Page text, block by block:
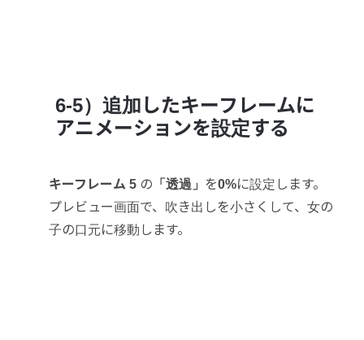
6-5）追加したキーフレームに
アニメーションを設定する
キーフレーム 5の 「透過」 を0%に設定します。
プレビュー画面で、吹き出しを小さくして、女の
子の口元に移動します。